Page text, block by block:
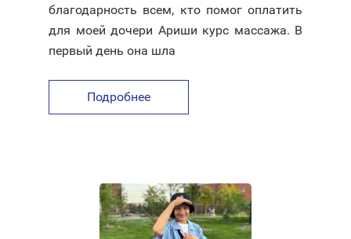
благодарность всем, кто помог оплатить
для моей дочери Ариши курс массажа. В
первый день она шла
Подробнее